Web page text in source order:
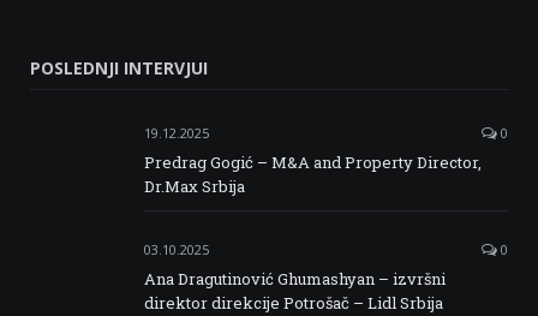
FacebookTwitter InstagramLinkedin
POSLEDNJI INTERVJUI
19.12.2025 0
Predrag Gogić – M&A and Property Director,
Dr.Max Srbija
03.10.2025 0
Ana Dragutinović Ghumashyan – izvršni
direktor direkcije Potrošač – Lidl Srbija